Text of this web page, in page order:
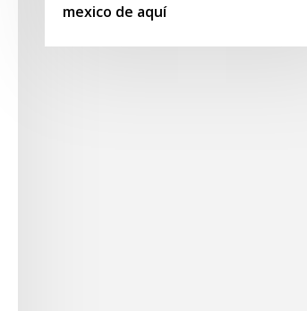
mexico de aquí